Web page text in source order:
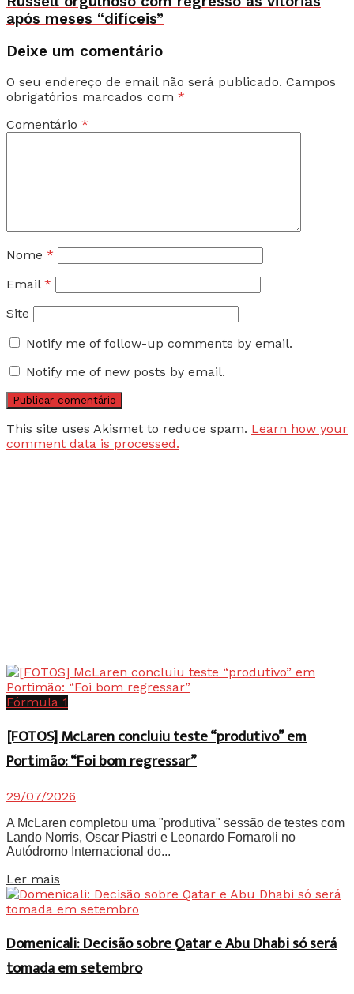
após meses “difíceis”
Deixe um comentário
O seu endereço de email não será publicado. Campos
obrigatórios marcados com *
Comentário *
Nome *
Email *
Site
Notify me of follow-up comments by email.
Notify me of new posts by email.
This site uses Akismet to reduce spam. Learn how your
comment data is processed.
Fórmula 1
[FOTOS] McLaren concluiu teste “produtivo” em
Portimão: “Foi bom regressar”
29/07/2026
A McLaren completou uma "produtiva" sessão de testes com
Lando Norris, Oscar Piastri e Leonardo Fornaroli no
Autódromo Internacional do...
Ler mais
Domenicali: Decisão sobre Qatar e Abu Dhabi só será
tomada em setembro